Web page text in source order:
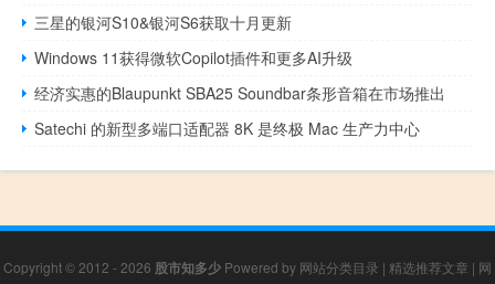
三星的银河S10&银河S6获取十月更新
Windows 11获得微软Copilot插件和更多AI升级
经济实惠的Blaupunkt SBA25 Soundbar条形音箱在市场推出
Satechi 的新型多端口适配器 8K 是终极 Mac 生产力中心
Copyright © 2012 - 2026 股市知多少 Powered by 网站分类目录 | 精选推荐文章 | 网